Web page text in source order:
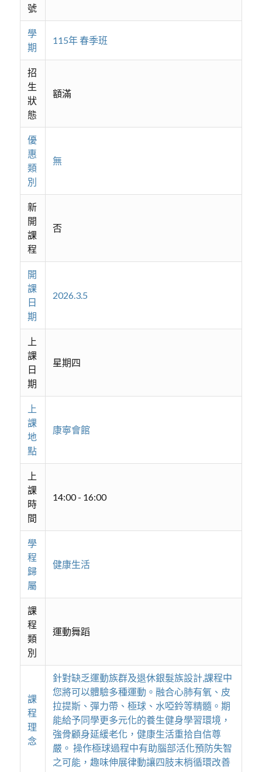
號
學
期
115年 春季班
招
生
狀
態
額滿
優
惠
類
別
無
新
開
課
程
否
開
課
日
期
2026.3.5
上
課
日
期
星期四
上
課
地
點
康寧會館
上
課
時
間
14:00 - 16:00
學
程
歸
屬
健康生活
課
程
類
別
運動舞蹈
課
程
理
念
針對缺乏運動族群及退休銀髮族設計,課程中
您將可以體驗多種運動。融合心肺有氧、皮
拉提斯、彈力帶、極球、水啞鈴等精髓。期
能給予同學更多元化的養生健身學習環境，
強骨顧身延緩老化，健康生活重拾自信尊
嚴。 操作極球過程中有助腦部活化預防失智
之可能，趣味伸展律動讓四肢末梢循環改善